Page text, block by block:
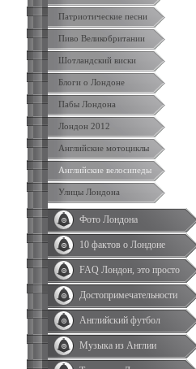
Патриотические песни
Пиво Великобритании
Шотландский виски
Блоги о Лондоне
Пабы Лондона
Лондон 2012
Английские мотоциклы
Английские велосипеды
Улицы Лондона
Фото Лондона
10 фактов о Лондоне
FAQ Лондон, это просто
Достопримечательности
Английский футбол
Музыка из Англии